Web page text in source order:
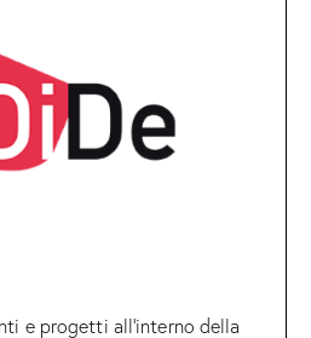
e progetti all’interno della